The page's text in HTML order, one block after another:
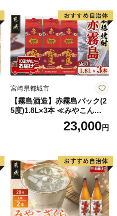
宮崎県都城市
【霧島酒造】赤霧島パック(2
5度)1.8L×3本 ≪みやこんじょ
特急便≫_23-07-K03P-1800-3
23,000円